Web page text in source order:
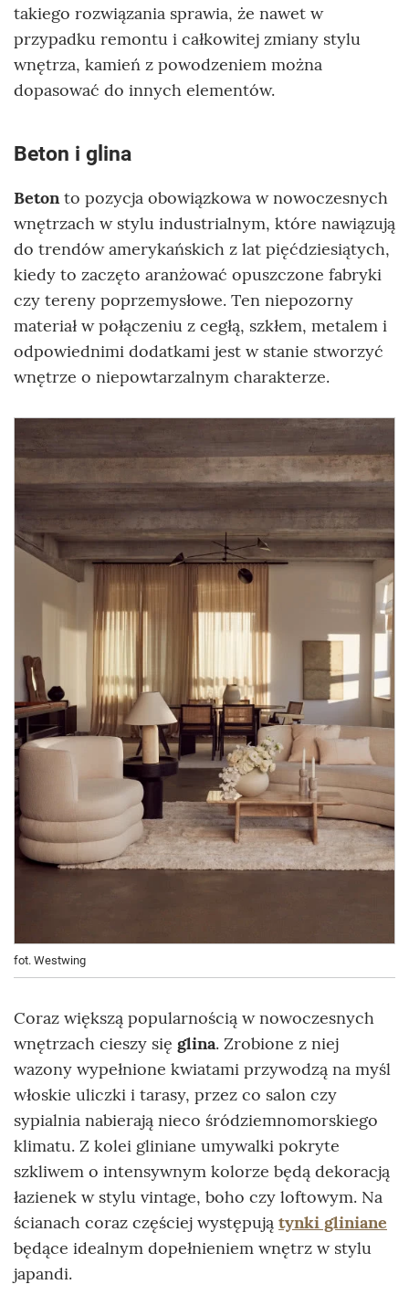
takiego rozwiązania sprawia, że nawet w
przypadku remontu i całkowitej zmiany stylu
wnętrza, kamień z powodzeniem można
dopasować do innych elementów.
Beton i glina
Betonto pozycja obowiązkowa w nowoczesnych
wnętrzach w stylu industrialnym, które nawiązują
do trendów amerykańskich z lat pięćdziesiątych,
kiedy to zaczęto aranżować opuszczone fabryki
czy tereny poprzemysłowe. Ten niepozorny
materiał w połączeniu z cegłą, szkłem, metalem i
odpowiednimi dodatkami jest w stanie stworzyć
wnętrze o niepowtarzalnym charakterze.
fot. Westwing
Coraz większą popularnością w nowoczesnych
wnętrzach cieszy się glina. Zrobione z niej
wazony wypełnione kwiatami przywodzą na myśl
włoskie uliczki i tarasy, przez co salon czy
sypialnia nabierają nieco śródziemnomorskiego
klimatu. Z kolei gliniane umywalki pokryte
szkliwem o intensywnym kolorze będą dekoracją
łazienek w stylu vintage, boho czy loftowym. Na
ścianach coraz częściej występują tynki gliniane
będące idealnym dopełnieniem wnętrz w stylu
japandi.